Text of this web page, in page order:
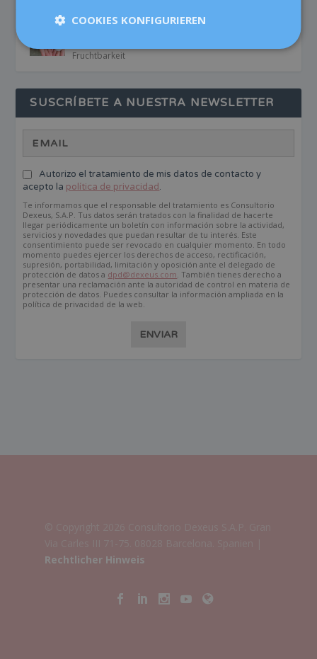
Wurde Ihnen eine Eizellspende empfohlen?
Fruchtbarkeit
SUSCRÍBETE A NUESTRA NEWSLETTER
Autorizo el tratamiento de mis datos de contacto y
acepto la política de privacidad.
Te informamos que el responsable del tratamiento es Consultorio
Dexeus, S.A.P. Tus datos serán tratados con la finalidad de hacerte
llegar periódicamente un boletín con información sobre la actividad,
servicios y novedades que puedan resultar de tu interés. Este
consentimiento puede ser revocado en cualquier momento. En todo
momento puedes ejercer los derechos de acceso, rectificación,
supresión, portabilidad, limitación y oposición ante el delegado de
protección de datos a dpd@dexeus.com . También tienes derecho a
presentar una reclamación ante la autoridad de control en materia de
protección de datos. Puedes consultar la información ampliada en la
política de privacidad de la web.
ENVIAR
Rechtlicher Hinweis
COOKIES KONFIGURIEREN